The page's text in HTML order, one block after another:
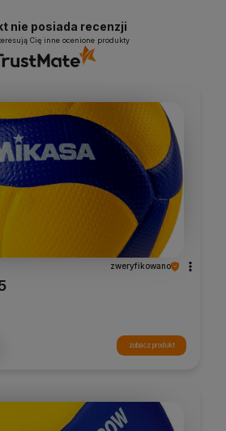
nie posiada recenzji
Cię inne ocenione produkty
zweryfikowano
zobacz produkt